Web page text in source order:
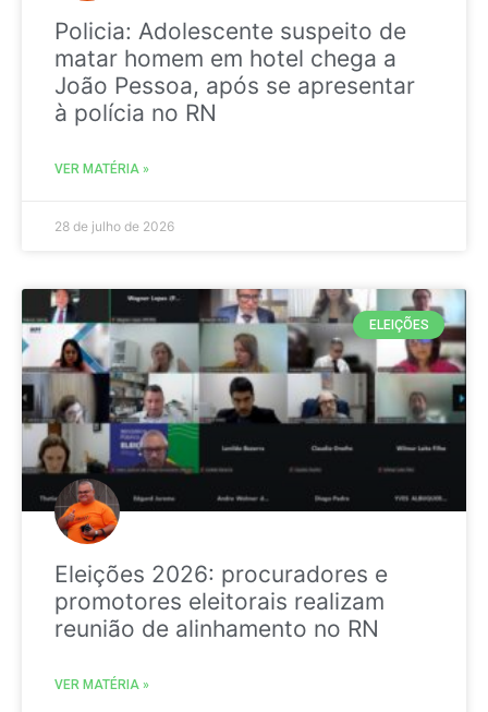
Policia: Adolescente suspeito de
matar homem em hotel chega a
João Pessoa, após se apresentar
à polícia no RN
VER MATÉRIA »
28 de julho de 2026
ELEIÇÕES
Eleições 2026: procuradores e
promotores eleitorais realizam
reunião de alinhamento no RN
VER MATÉRIA »